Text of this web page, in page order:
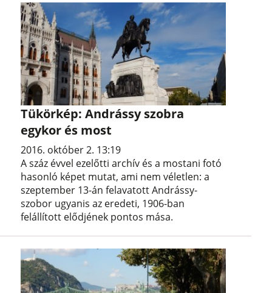
Tükörkép: Andrássy szobra
egykor és most
2016. október 2. 13:19
A száz évvel ezelőtti archív és a mostani fotó
hasonló képet mutat, ami nem véletlen: a
szeptember 13-án felavatott Andrássy-
szobor ugyanis az eredeti, 1906-ban
felállított elődjének pontos mása.